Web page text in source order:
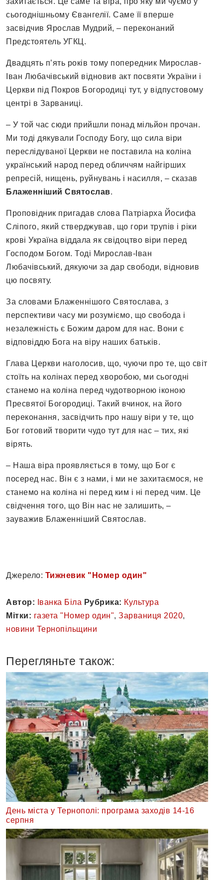
сьогоднішньому Євангелії. Саме її вперше
засвідчив Ярослав Мудрий, – переконаний
Предстоятель УГКЦ.
Двадцять п’ять років тому попередник Мирослав-
Іван Любачівський відновив акт посвяти України і
Церкви під Покров Богородиці тут, у відпустовому
центрі в Зарваниці.
– У той час сюди прийшли понад мільйон прочан.
Ми тоді дякували Господу Богу, що сила віри
переслідуваної Церкви не поставила на коліна
український народ перед обличчям найгірших
репресій, нищень, руйнувань і насилля, – сказав
Блаженніший Святослав.
Проповідник пригадав слова Патріарха Йосифа
Сліпого, який стверджував, що гори трупів і ріки
крові Україна віддала як свідоцтво віри перед
Господом Богом. Тоді Мирослав-Іван
Любачівський, дякуючи за дар свободи, відновив
цю посвяту.
За словами Блаженнішого Святослава, з
перспективи часу ми розуміємо, що свобода і
незалежність є Божим даром для нас. Вони є
відповіддю Бога на віру наших батьків.
Глава Церкви наголосив, що, чуючи про те, що світ
стоїть на колінах перед хворобою, ми сьогодні
станемо на коліна перед чудотворною іконою
Пресвятої Богородиці. Такий вчинок, на його
переконання, засвідчить про нашу віри у те, що
Бог готовий творити чудо тут для нас – тих, які
вірять.
– Наша віра проявляється в тому, що Бог є
посеред нас. Він є з нами, і ми не захитаємося, не
станемо на коліна ні перед ким і ні перед чим. Це
свідчення того, що Він нас не залишить, –
зауважив Блаженніший Святослав.
Джерело: Тижневик "Номер один"
Автор: Іванка Біла Рубрика: Культура
Мітки: газета "Номер один", Зарваниця 2020,
новини Тернопільщини
Перегляньте також:
День міста у Тернополі: програма заходів 14-16
серпня